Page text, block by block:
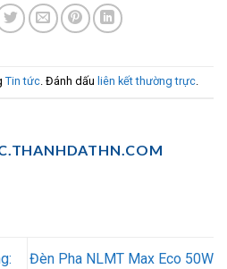
Tin tức. Đánh dấu liên kết thường trực.
Đèn Pha NLMT Max Eco 50W